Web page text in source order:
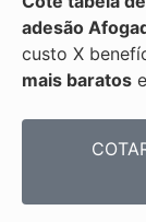
adesão
custo X
mais baratos